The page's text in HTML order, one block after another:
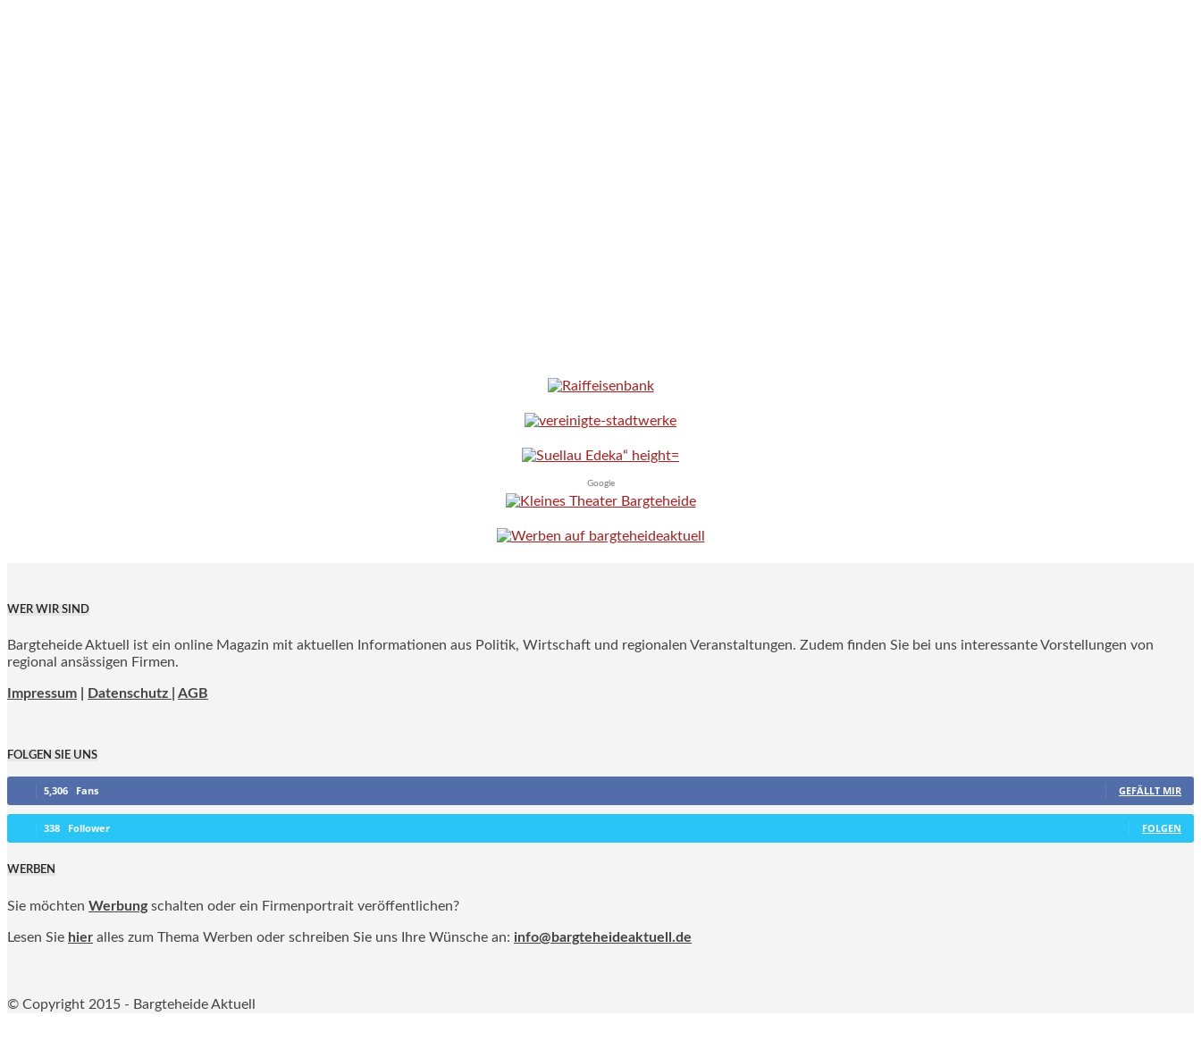
Google
WER WIR SIND
Bargteheide Aktuell ist ein online Magazin mit aktuellen Informationen aus Politik, Wirtschaft und regionalen Veranstaltungen. Zudem finden Sie bei uns interessante Vorstellungen von
regional ansässigen Firmen.
Impressum Datenschutz | AGB
FOLGEN SIE UNS
5,306 Fans GEFÄLLT MIR
338 Follower FOLGEN
WERBEN
Sie möchten Werbung schalten oder ein Firmenportrait veröffentlichen?
Lesen Sie hier alles zum Thema Werben oder schreiben Sie uns Ihre Wünsche an: info@bargteheideaktuell.de
© Copyright 2015 - Bargteheide Aktuell